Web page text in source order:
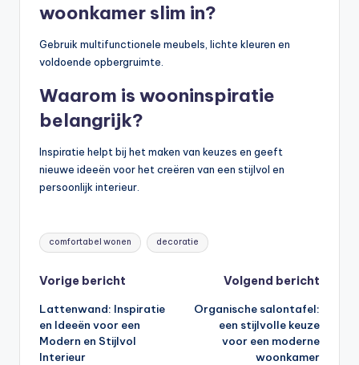
woonkamer slim in?
Gebruik multifunctionele meubels, lichte kleuren en
voldoende opbergruimte.
Waarom is wooninspiratie
belangrijk?
Inspiratie helpt bij het maken van keuzes en geeft
nieuwe ideeën voor het creëren van een stijlvol en
persoonlijk interieur.
Tags:
comfortabel wonen decoratie
Bericht
navigatie
Vorige bericht
Lattenwand: Inspiratie
en Ideeën voor een
Modern en Stijlvol
Interieur
Volgend bericht
Organische salontafel:
een stijlvolle keuze
voor een moderne
woonkamer